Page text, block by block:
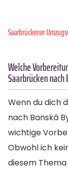
Saarbrückener
Welche
Saarbrücken
Wenn du dich
nach Banská
wichtige
Obwohl ich
diesem